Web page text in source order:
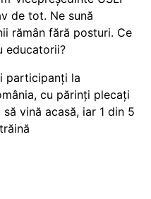
de tot. Ne sună
rămân fără posturi. Ce
educatorii?
participanți la
cu părinți plecați
vină acasă, iar 1 din 5